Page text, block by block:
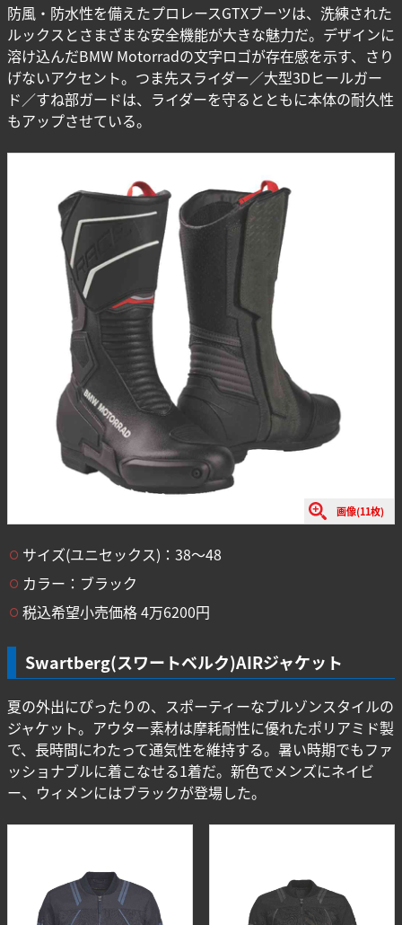
防風・防水性を備えたプロレースGTXブーツは、洗練された
ルックスとさまざまな安全機能が大きな魅力だ。デザインに
溶け込んだBMW Motorradの文字ロゴが存在感を示す、さり
げないアクセント。つま先スライダー／大型3Dヒールガー
ド／すね部ガードは、ライダーを守るとともに本体の耐久性
もアップさせている。
画像(11枚)
サイズ(ユニセックス)：38〜48
カラー：ブラック
税込希望小売価格 4万6200円
Swartberg(スワートベルク)AIRジャケット
夏の外出にぴったりの、スポーティーなブルゾンスタイルの
ジャケット。アウター素材は摩耗耐性に優れたポリアミド製
で、長時間にわたって通気性を維持する。暑い時期でもファ
ッショナブルに着こなせる1着だ。新色でメンズにネイビ
ー、ウィメンにはブラックが登場した。